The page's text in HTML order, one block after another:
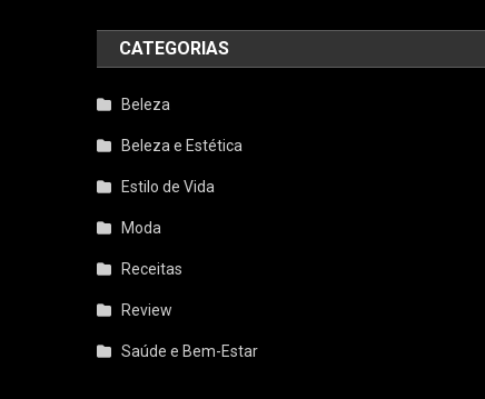
CATEGORIAS
Beleza
Beleza e Estética
Estilo de Vida
Moda
Receitas
Review
Saúde e Bem-Estar